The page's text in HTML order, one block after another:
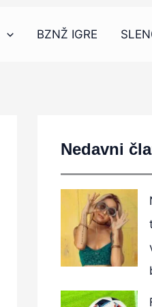
BZNŽ IGRE
Nedavni